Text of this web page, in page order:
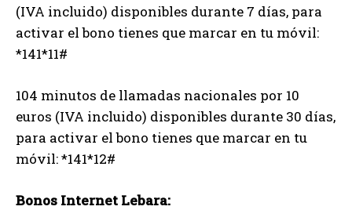
(IVA incluido) disponibles durante 7 días, para
activar el bono tienes que marcar en tu móvil:
*141*11#
104 minutos de llamadas nacionales por 10
euros (IVA incluido) disponibles durante 30 días,
para activar el bono tienes que marcar en tu
móvil: *141*12#
Bonos Internet Lebara: